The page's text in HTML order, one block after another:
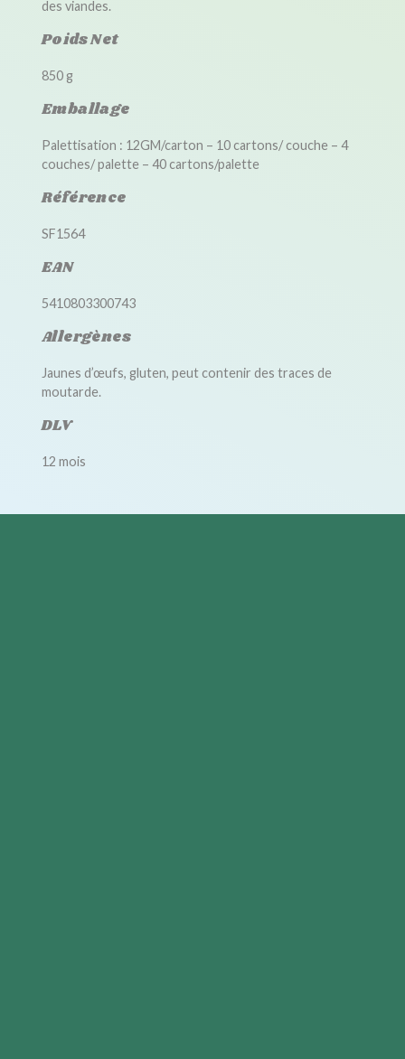
des viandes.
Poids Net
850 g
Emballage
Palettisation : 12GM/carton – 10 cartons/ couche – 4
couches/ palette – 40 cartons/palette
Référence
SF1564
EAN
5410803300743
Allergènes
Jaunes d’œufs, gluten, peut contenir des traces de
moutarde.
DLV
12 mois